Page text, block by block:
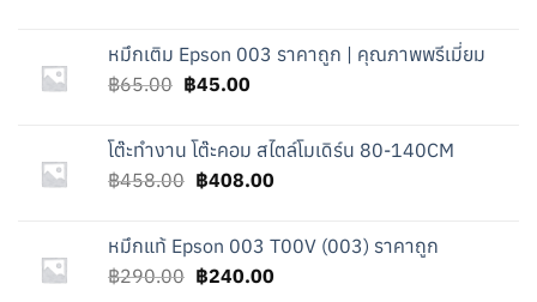
฿209.00. ฿189.00.
หมึกเติม Epson 003 ราคาถูก | คุณภาพพรีเมี่ยม
฿65.00 Original
฿65.00.
฿45.00Current
฿45.00.
โต๊ะทำงาน โต๊ะคอม สไตล์โมเดิร์น 80-140CM
฿458.00 Original
฿458.00.
฿408.00Current
฿408.00.
หมึกแท้ Epson 003 T00V (003) ราคาถูก
฿290.00 Original
฿240.00Current